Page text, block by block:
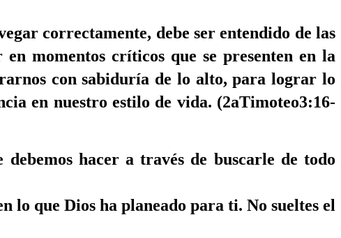
correctamente, debe ser entendido de las
momentos críticos que se presenten en la
con sabiduría de lo alto, para lograr lo
en nuestro estilo de vida. (2aTimoteo3:16-
hacer a través de buscarle de todo
lo que Dios ha planeado para ti. No sueltes el